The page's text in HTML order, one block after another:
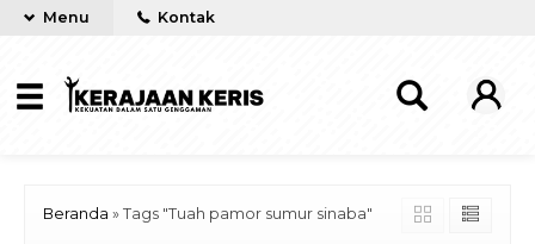
Menu Kontak
Beranda » Tags "Tuah pamor sumur sinaba"